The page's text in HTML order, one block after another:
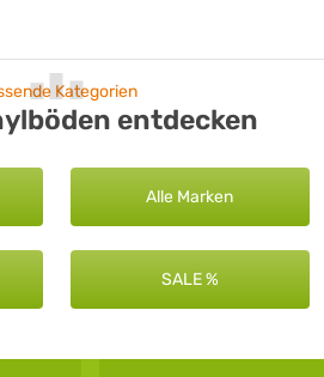
Kategorien
entdecken
Alle Marken
SALE %